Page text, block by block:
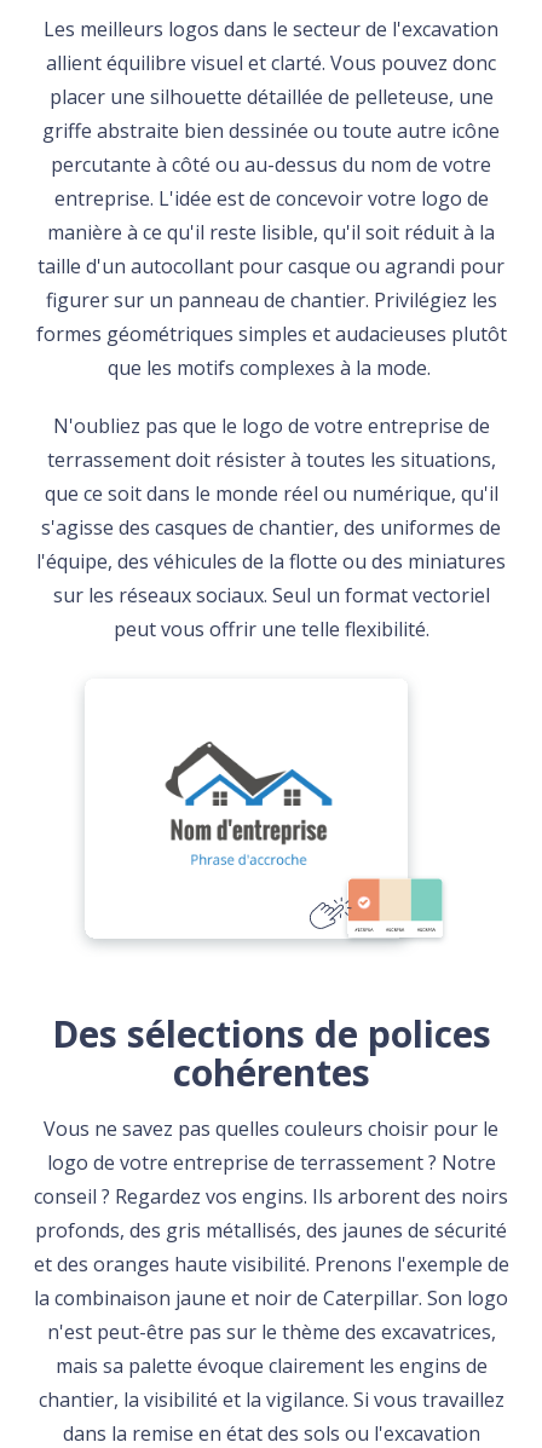
Les meilleurs logos dans le secteur de l'excavation
allient équilibre visuel et clarté. Vous pouvez donc
placer une silhouette détaillée de pelleteuse, une
griffe abstraite bien dessinée ou toute autre icône
percutante à côté ou au-dessus du nom de votre
entreprise. L'idée est de concevoir votre logo de
manière à ce qu'il reste lisible, qu'il soit réduit à la
taille d'un autocollant pour casque ou agrandi pour
figurer sur un panneau de chantier. Privilégiez les
formes géométriques simples et audacieuses plutôt
que les motifs complexes à la mode.
N'oubliez pas que le logo de votre entreprise de
terrassement doit résister à toutes les situations,
que ce soit dans le monde réel ou numérique, qu'il
s'agisse des casques de chantier, des uniformes de
l'équipe, des véhicules de la flotte ou des miniatures
sur les réseaux sociaux. Seul un format vectoriel
peut vous offrir une telle flexibilité.
Des sélections de polices
cohérentes
Vous ne savez pas quelles couleurs choisir pour le
logo de votre entreprise de terrassement ? Notre
conseil ? Regardez vos engins. Ils arborent des noirs
profonds, des gris métallisés, des jaunes de sécurité
et des oranges haute visibilité. Prenons l'exemple de
la combinaison jaune et noir de Caterpillar. Son logo
n'est peut-être pas sur le thème des excavatrices,
mais sa palette évoque clairement les engins de
chantier, la visibilité et la vigilance. Si vous travaillez
dans la remise en état des sols ou l'excavation